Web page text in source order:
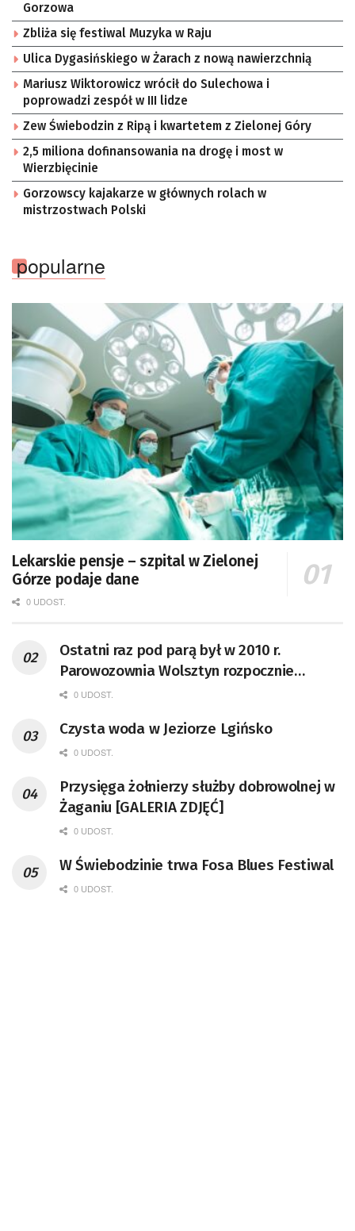
Gorzowa
Zbliża się festiwal Muzyka w Raju
Ulica Dygasińskiego w Żarach z nową nawierzchnią
Mariusz Wiktorowicz wrócił do Sulechowa i
poprowadzi zespół w III lidze
Zew Świebodzin z Ripą i kwartetem z Zielonej Góry
2,5 miliona dofinansowania na drogę i most w
Wierzbięcinie
Gorzowscy kajakarze w głównych rolach w
mistrzostwach Polski
popularne
Lekarskie pensje – szpital w Zielonej
Górze podaje dane
0 UDOST.
Ostatni raz pod parą był w 2010 r.
Parowozownia Wolsztyn rozpocznie
remont unikatowego Tr5-65
0 UDOST.
Czysta woda w Jeziorze Lgińsko
0 UDOST.
Przysięga żołnierzy służby dobrowolnej w
Żaganiu [GALERIA ZDJĘĆ]
0 UDOST.
W Świebodzinie trwa Fosa Blues Festiwal
0 UDOST.